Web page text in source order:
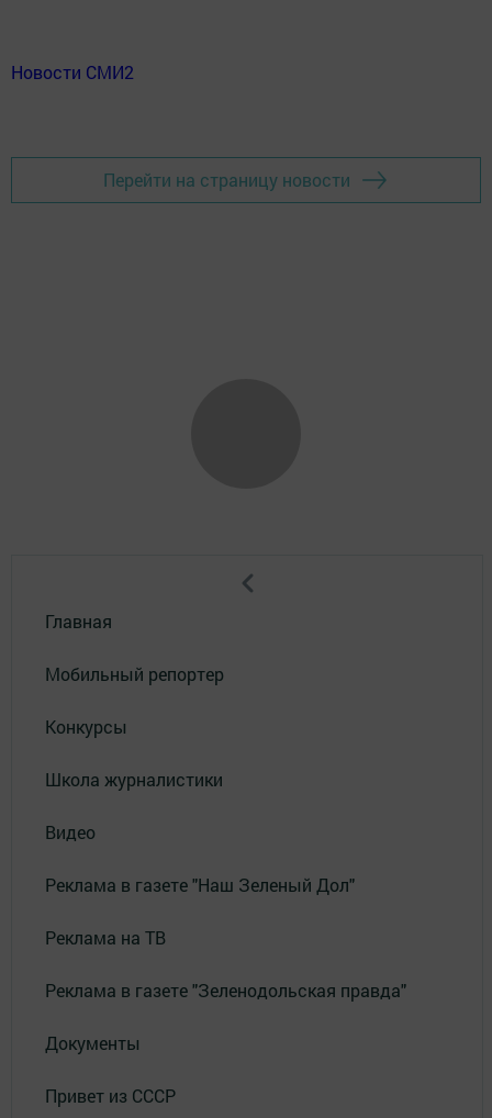
Новости СМИ2
Перейти на страницу новости
Главная
Мобильный репортер
Конкурсы
Школа журналистики
Видео
Реклама в газете "Наш Зеленый Дол"
Реклама на ТВ
Реклама в газете "Зеленодольская правда"
Документы
Привет из СССР